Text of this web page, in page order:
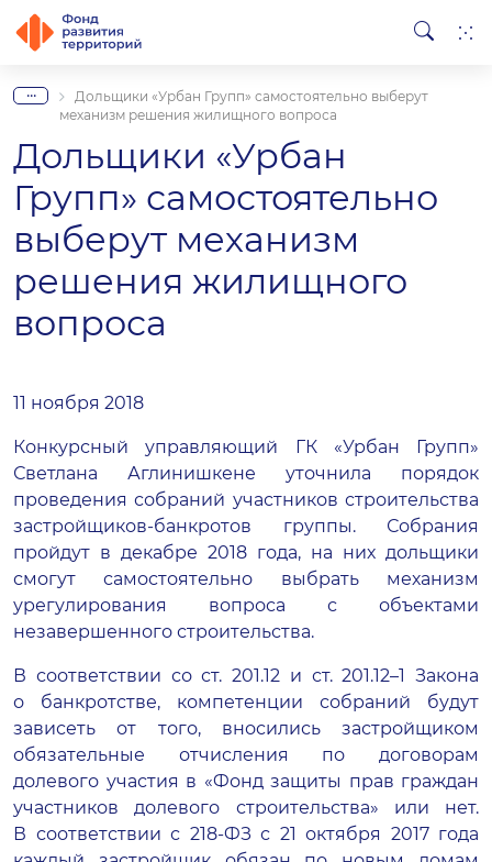
...
Дольщики «Урбан Групп» самостоятельно выберут
механизм решения жилищного вопроса
Дольщики «Урбан
Групп» самостоятельно
выберут механизм
решения жилищного
вопроса
11 ноября 2018
Конкурсный управляющий ГК «Урбан Групп»
Светлана Аглинишкене уточнила порядок
проведения собраний участников строительства
застройщиков-банкротов группы. Собрания
пройдут в декабре 2018 года, на них дольщики
смогут самостоятельно выбрать механизм
урегулирования вопроса с объектами
незавершенного строительства.
В соответствии со ст. 201.12 и ст. 201.12–1 Закона
о банкротстве, компетенции собраний будут
зависеть от того, вносились застройщиком
обязательные отчисления по договорам
долевого участия в «Фонд защиты прав граждан
участников долевого строительства» или нет.
В соответствии с 218-ФЗ с 21 октября 2017 года